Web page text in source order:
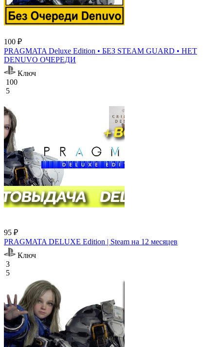
100 ₽
PRAGMATA Deluxe Edition • БЕЗ STEAM GUARD • НЕТ
DENUVO ОЧЕРЕДИ
Ключ
100
5
95 ₽
PRAGMATA DELUXE Edition | Steam на 12 месяцев
Ключ
3
5